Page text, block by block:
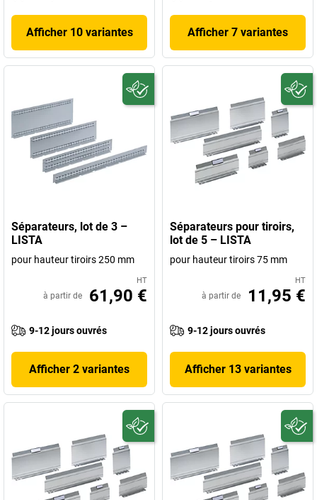
Afficher 10 variantes Afficher 7 variantes
Séparateurs, lot de 3 –
LISTA
pour hauteur tiroirs 250 mm
HT
à partir de 61,90 €
9-12 jours ouvrés
Afficher 2 variantes
Séparateurs pour tiroirs,
lot de 5 – LISTA
pour hauteur tiroirs 75 mm
HT
à partir de 11,95 €
9-12 jours ouvrés
Afficher 13 variantes